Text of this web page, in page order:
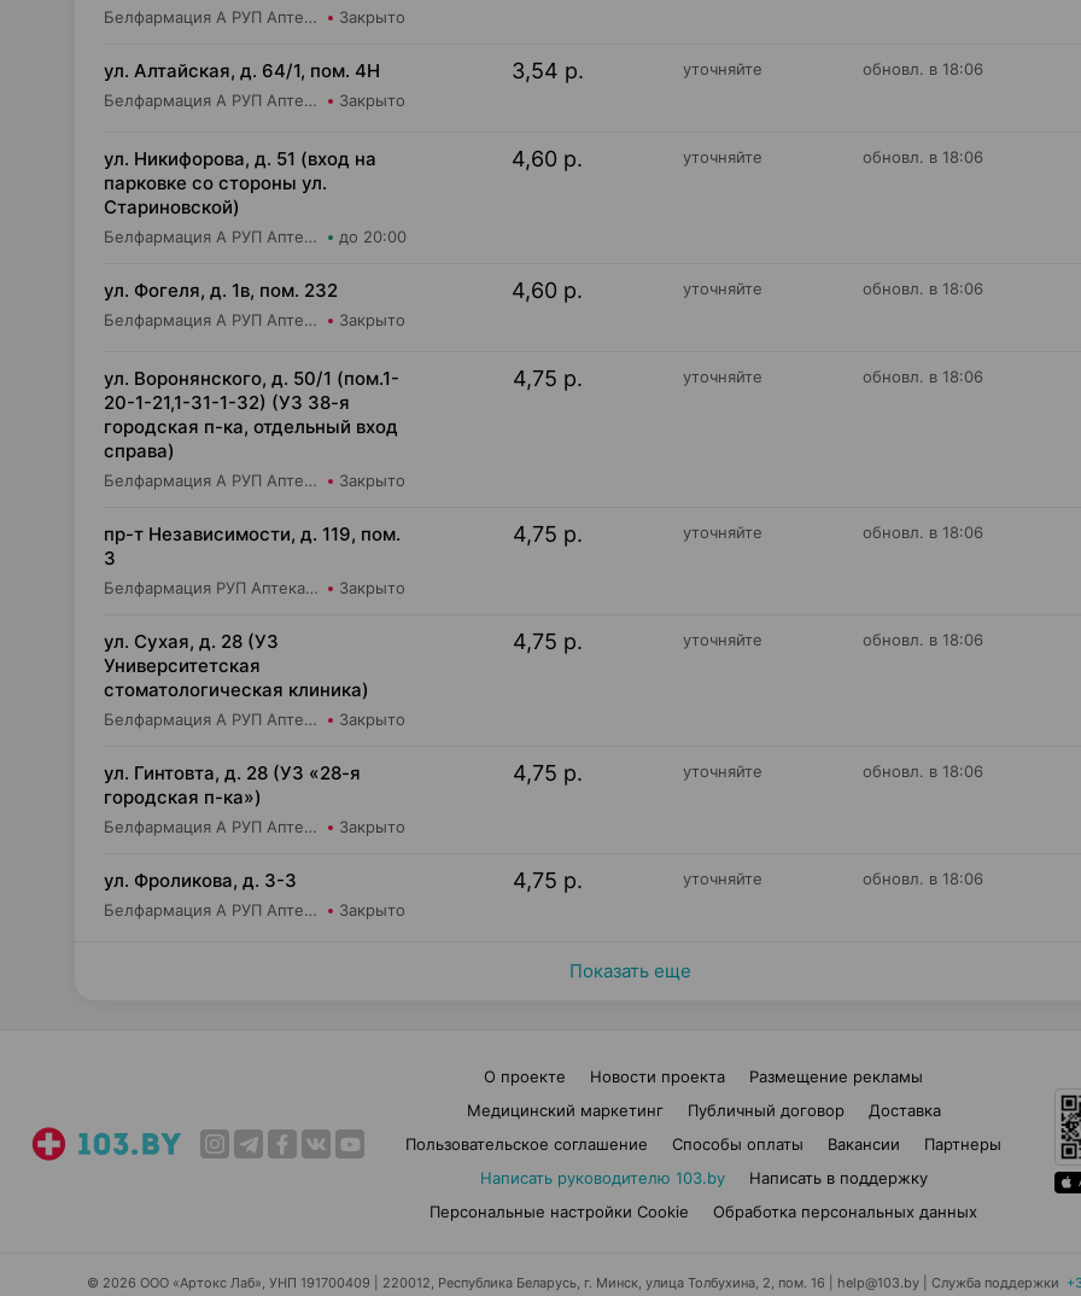
Белфармация А РУП Аптека №55 Закрыто
ул. Алтайская, д. 64/1, пом. 4Н
Белфармация А РУП Аптека №54 Закрыто
3,54 р. уточняйте обновл. в 18:06
ул. Никифорова, д. 51 (вход на
парковке со стороны ул.
Стариновской)
Белфармация А РУП Аптека №110 до 20:00
4,60 р. уточняйте обновл. в 18:06
ул. Фогеля, д. 1в, пом. 232
Белфармация А РУП Аптека №37 Закрыто
4,60 р. уточняйте обновл. в 18:06
ул. Воронянского, д. 50/1 (пом.1-
20-1-21,1-31-1-32) (УЗ 38-я
городская п-ка, отдельный вход
справа)
Белфармация А РУП Аптека №8 Закрыто
4,75 р. уточняйте обновл. в 18:06
пр-т Независимости, д. 119, пом.
3
Белфармация РУП Аптека №17 Закрыто
4,75 р. уточняйте обновл. в 18:06
ул. Сухая, д. 28 (УЗ
Университетская
стоматологическая клиника)
Белфармация А РУП Аптека №26 Закрыто
4,75 р. уточняйте обновл. в 18:06
ул. Гинтовта, д. 28 (УЗ «28-я
городская п-ка»)
Белфармация А РУП Аптека №112 Закрыто
4,75 р. уточняйте обновл. в 18:06
ул. Фроликова, д. 3-3
Белфармация А РУП Аптека №34 Закрыто
4,75 р. уточняйте обновл. в 18:06
Показать еще
О проекте Новости проекта
Размещение рекламы
Медицинский маркетинг
Публичный договор
Доставка
Пользовательское соглашение
Способы оплаты Вакансии
Партнеры
Написать руководителю 103.by
Написать в поддержку
Персональные настройки Cookie
Обработка персональных данных
© 2026 ООО «Артокс Лаб», УНП 191700409 | 220012, Республика Беларусь, г. Минск, улица Толбухина, 2, пом. 16 | help@103.by Служба поддержки